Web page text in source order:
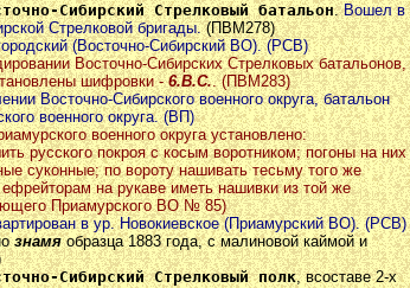
Сибирский Стрелковый батальон.Вошел в
Стрелковой бригады.(ПВМ278)
(Восточно-Сибирский ВО). (РСВ)
Восточно-Сибирских Стрелковых батальонов,
шифровки -6.В.С.. (ПВМ283)
Восточно-Сибирского военного округа, батальон
военного округа. (ВП)
военного округа установлено:
русского покроя с косым воротником; погоны на них
суконные; по вороту нашивать тесьму того же
на рукаве иметь нашивки из той же
Приамурского ВО № 85)
в ур. Новокиевское (Приамурский ВО). (РСВ)
знамяобразца 1883 года, с малиновой каймой и
Сибирский Стрелковый полк, всоставе 2-х